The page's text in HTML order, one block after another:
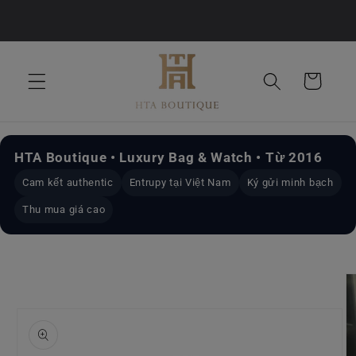
Giỏ
hàng
HTA Boutique • Luxury Bag & Watch • Từ 2016
Cam kết authentic Entrupy tại Việt Nam Ký gửi minh bạch
Thu mua giá cao